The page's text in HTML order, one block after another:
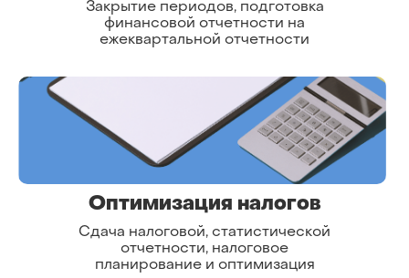
Сдача налоговой, статистической
отчетности, налоговое
планирование и оптимизация
Оптимизация налогов
Закрытие периодов, подготовка
финансовой отчетности на
ежеквартальной отчетности